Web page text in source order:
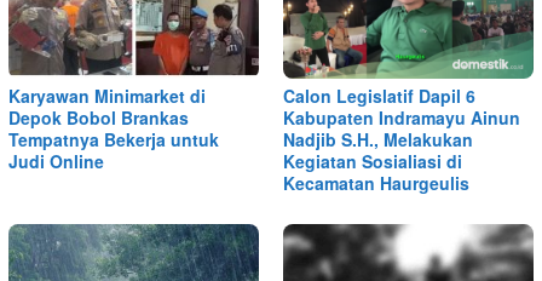
Karyawan Minimarket di
Depok Bobol Brankas
Tempatnya Bekerja untuk
Judi Online
Calon Legislatif Dapil 6
Kabupaten Indramayu Ainun
Nadjib S.H., Melakukan
Kegiatan Sosialiasi di
Kecamatan Haurgeulis